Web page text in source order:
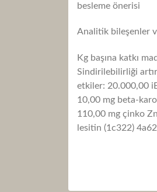
besleme önerisi
Analitik bileşenler
Kg başına katkı
Sindirilebilirliği
etkiler: 20.000,00
10,00 mg beta-
110,00 mg çinko
lesitin (1c322) 4a62